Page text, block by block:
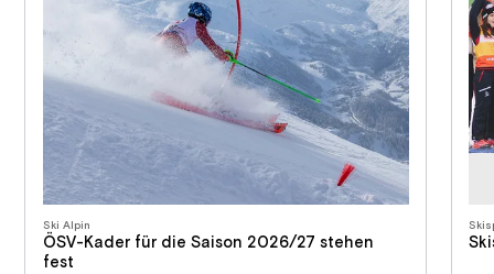
Ski Alpin
ÖSV-Kader für die Saison 2026/27 stehen
fest